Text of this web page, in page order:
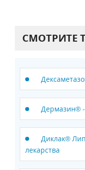
СМОТРИТЕ
Дермазин® -
Диклак®
лекарства